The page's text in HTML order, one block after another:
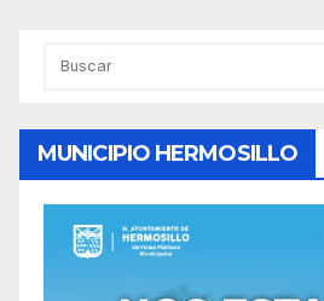
MUNICIPIO HERMOSILLO